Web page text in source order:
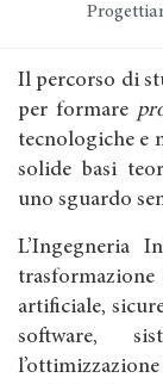
Il percorso di
per formare
tecnologiche e
solide basi
uno sguardo
L’Ingegneria
artificiale,
software,